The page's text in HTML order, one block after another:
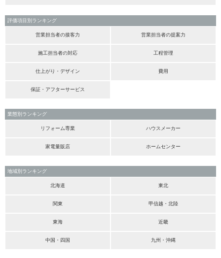
評価項目別ランキング
営業担当者の接客力 営業担当者の提案力
施工担当者の対応 工程管理
仕上がり・デザイン 費用
保証・アフターサービス
業態別ランキング
リフォーム専業 ハウスメーカー
家電量販店 ホームセンター
地域別ランキング
北海道 東北
関東 甲信越・北陸
東海 近畿
中国・四国 九州・沖縄